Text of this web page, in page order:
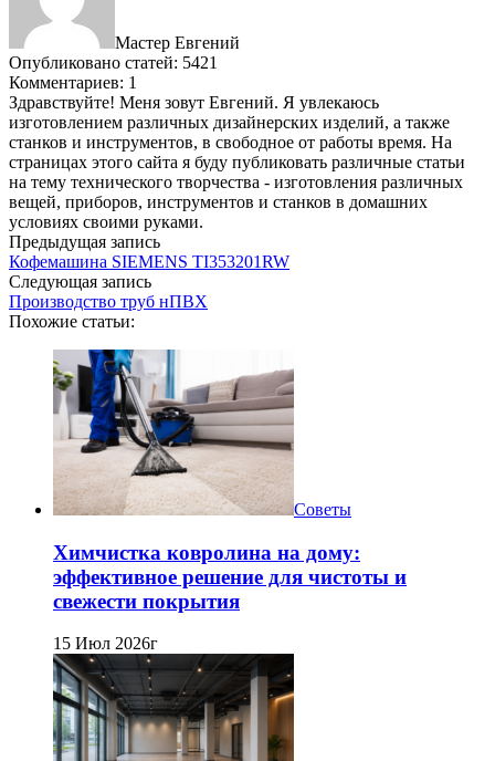
Мастер Евгений
Опубликовано статей: 5421
Комментариев: 1
Здравствуйте! Меня зовут Евгений. Я увлекаюсь
изготовлением различных дизайнерских изделий, а также
станков и инструментов, в свободное от работы время. На
страницах этого сайта я буду публиковать различные статьи
на тему технического творчества - изготовления различных
вещей, приборов, инструментов и станков в домашних
условиях своими руками.
Предыдущая запись
Кофемашина SIEMENS TI353201RW
Следующая запись
Производство труб нПВХ
Похожие статьи:
Советы
Химчистка ковролина на дому:
эффективное решение для чистоты и
свежести покрытия
15 Июл 2026г